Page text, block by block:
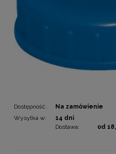
Dostępność:
Na zamówienie
Wysyłka w:
14 dni
Dostawa:
od
Cena nie zawiera